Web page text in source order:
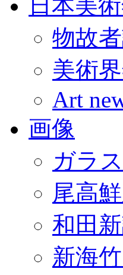
日本美
物故
美術
Art
画像
ガラ
尾高
和田
新海